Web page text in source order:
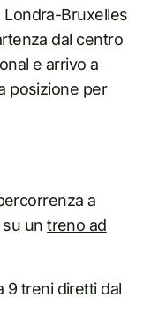
Bruxelles
dal centro
e arrivo a
posizione per
a
su untreno ad
9 treni diretti dal